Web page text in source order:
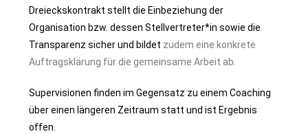
Dreieckskontrakt stellt die Einbeziehung der
Organisation bzw. dessen Stellvertreter*in sowie die
Transparenz sicher und bildet zudem eine konkrete
Auftragsklärung für die gemeinsame Arbeit ab.
Supervisionen finden im Gegensatz zu einem Coaching
über einen längeren Zeitraum statt und ist Ergebnis
offen.